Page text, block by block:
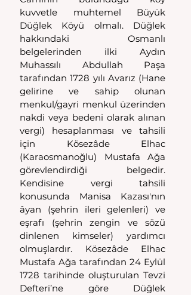
kuvvetle muhtemel Büyük
Düğlek Köyü olmalı. Düğlek
hakkındaki Osmanlı
belgelerinden ilki Aydın
Muhassılı Abdullah Paşa
tarafından 1728 yılı Avarız (Hane
gelirine ve sahip olunan
menkul/gayri menkul üzerinden
nakdi veya bedeni olarak alınan
vergi) hesaplanması ve tahsili
için Kösezâde Elhac
(Karaosmanoğlu) Mustafa Ağa
görevlendirdiği belgedir.
Kendisine vergi tahsili
konusunda Manisa Kazası'nın
âyan (şehrin ileri gelenleri) ve
eşrafı (şehrin zengin ve sözü
dinlenen kimseler) yardımcı
olmuşlardır. Kösezâde Elhac
Mustafa Ağa tarafından 24 Eylül
1728 tarihinde oluşturulan Tevzi
Defteri’ne göre Düğlek